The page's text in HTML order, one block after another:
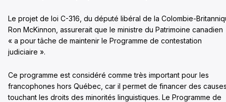
Le projet de loi C-316, du député libéral de la Colombie-
Ron McKinnon, assurerait que le ministre du Patrimoine canadien
« a pour tâche de maintenir le Programme de contestation
judiciaire ».
Ce programme est considéré comme très important pour les
francophones hors Québec, car il permet de financer des
touchant les droits des minorités linguistiques. Le Programme de